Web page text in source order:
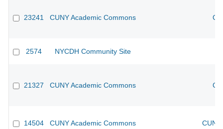
23241 CUNY Academic Commons
2574 NYCDH Community Site
21327 CUNY Academic Commons
14504 CUNY Academic Commons